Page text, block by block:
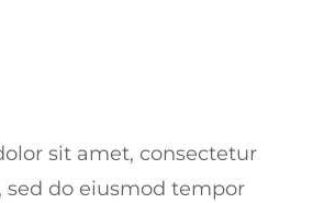
sit amet, consectetur
sed do eiusmod tempor